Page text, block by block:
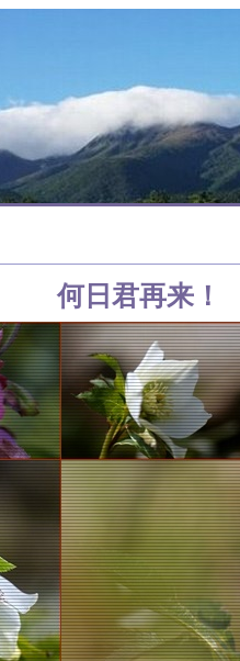
何日君再来！